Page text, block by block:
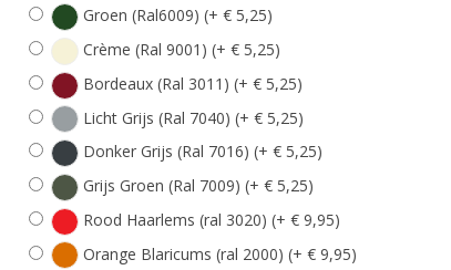
Groen (Ral6009) (+ € 5,25)
Crème (Ral 9001) (+ € 5,25)
Bordeaux (Ral 3011) (+ € 5,25)
Licht Grijs (Ral 7040) (+ € 5,25)
Donker Grijs (Ral 7016) (+ € 5,25)
Grijs Groen (Ral 7009) (+ € 5,25)
Rood Haarlems (ral 3020) (+ € 9,95)
Orange Blaricums (ral 2000) (+ € 9,95)